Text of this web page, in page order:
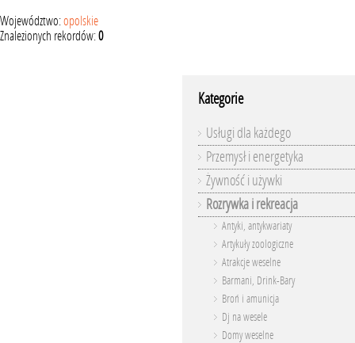
Województwo:opolskie
Znalezionych rekordów:0
Kategorie
Usługi dla każdego
Przemysł i energetyka
Żywność i używki
Rozrywka i rekreacja
Antyki, antykwariaty
Artykuły zoologiczne
Atrakcje weselne
Barmani, Drink-Bary
Broń i amunicja
Dj na wesele
Domy weselne